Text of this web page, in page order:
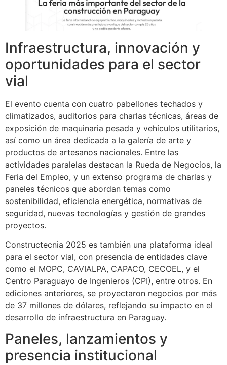
Infraestructura, innovación y
oportunidades para el sector
vial
El evento cuenta con cuatro pabellones techados y
climatizados, auditorios para charlas técnicas, áreas de
exposición de maquinaria pesada y vehículos utilitarios,
así como un área dedicada a la galería de arte y
productos de artesanos nacionales. Entre las
actividades paralelas destacan la Rueda de Negocios, la
Feria del Empleo, y un extenso programa de charlas y
paneles técnicos que abordan temas como
sostenibilidad, eficiencia energética, normativas de
seguridad, nuevas tecnologías y gestión de grandes
proyectos.
Constructecnia 2025 es también una plataforma ideal
para el sector vial, con presencia de entidades clave
como el MOPC, CAVIALPA, CAPACO, CECOEL, y el
Centro Paraguayo de Ingenieros (CPI), entre otros. En
ediciones anteriores, se proyectaron negocios por más
de 37 millones de dólares, reflejando su impacto en el
desarrollo de infraestructura en Paraguay.
Paneles, lanzamientos y
presencia institucional